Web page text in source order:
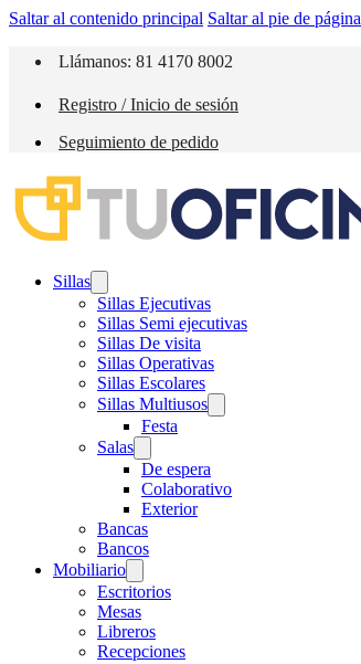
Saltar al contenido principal Saltar al pie de página
Llámanos: 81 4170 8002
Registro / Inicio de sesión
Seguimiento de pedido
Sillas
Sillas Ejecutivas
Sillas Semi ejecutivas
Sillas De visita
Sillas Operativas
Sillas Escolares
Sillas Multiusos
Festa
Salas
De espera
Colaborativo
Exterior
Bancas
Bancos
Mobiliario
Escritorios
Mesas
Libreros
Recepciones